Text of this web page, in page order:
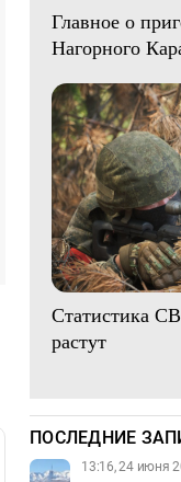
Главное о
Нагорного
Статистика
растут
ПОСЛЕДНИЕ
13:16, 24 июня